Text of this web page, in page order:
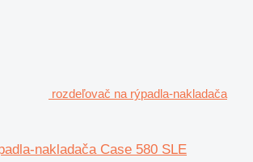
rozdeľovač na rýpadla-nakladača
nakladača Case 580 SLE